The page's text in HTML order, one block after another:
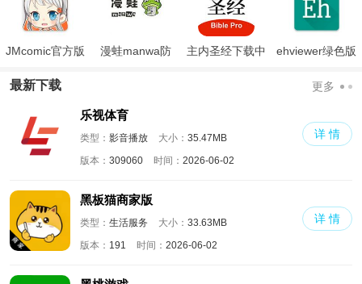
JMcomic官方版
漫蛙manwa防
主内圣经下载中
ehviewer绿色版
最新下载 更多
乐视体育
类型： 影音播放 大小： 35.47MB
版本： 309060 时间： 2026-06-02
详 情
黑板猫商家版
类型： 生活服务 大小： 33.63MB
版本： 191 时间： 2026-06-02
详 情